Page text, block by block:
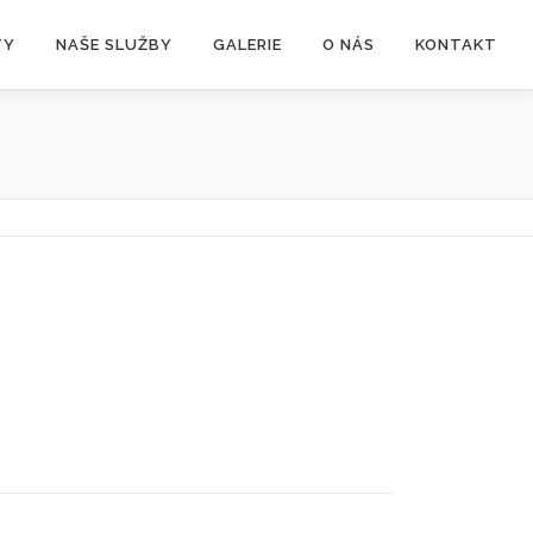
NAŠE SLUŽBY GALERIE O NÁS KONTAKT